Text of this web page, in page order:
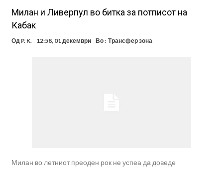
Милан и Ливерпул во битка за потписот на
Кабак
Од P. K. 12:58, 01 декември Во : Трансфер зона
Милан во летниот преоден рок не успеа да доведе